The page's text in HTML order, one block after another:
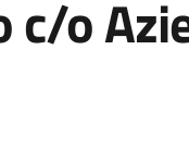
c/o